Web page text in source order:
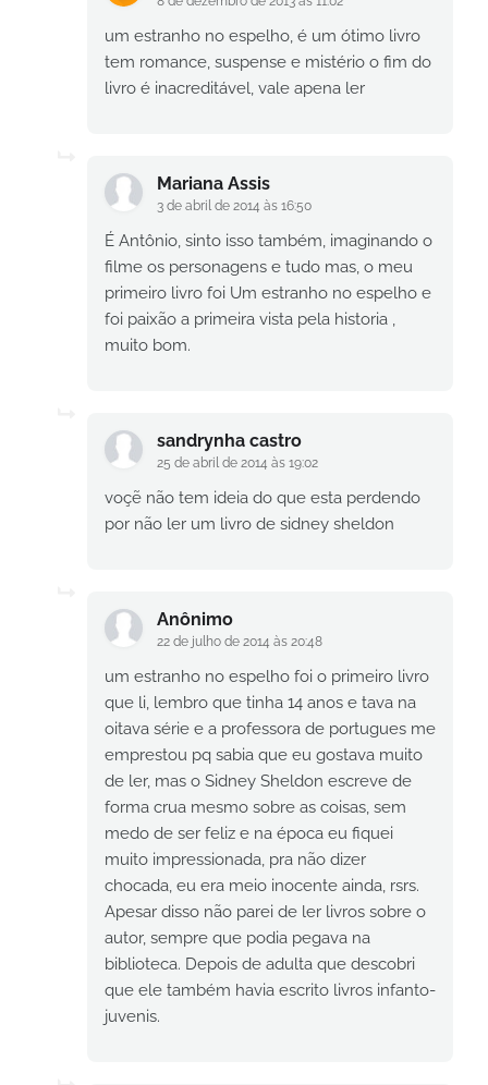
um estranho no espelho, é um ótimo livro
tem romance, suspense e mistério o fim do
livro é inacreditável, vale apena ler
Mariana Assis
3 de abril de 2014 às 16:50
É Antônio, sinto isso também, imaginando o
filme os personagens e tudo mas, o meu
primeiro livro foi Um estranho no espelho e
foi paixão a primeira vista pela historia ,
muito bom.
sandrynha castro
25 de abril de 2014 às 19:02
voçẽ não tem ideia do que esta perdendo
por não ler um livro de sidney sheldon
Anônimo
22 de julho de 2014 às 20:48
um estranho no espelho foi o primeiro livro
que li, lembro que tinha 14 anos e tava na
oitava série e a professora de portugues me
emprestou pq sabia que eu gostava muito
de ler, mas o Sidney Sheldon escreve de
forma crua mesmo sobre as coisas, sem
medo de ser feliz e na época eu fiquei
muito impressionada, pra não dizer
chocada, eu era meio inocente ainda, rsrs.
Apesar disso não parei de ler livros sobre o
autor, sempre que podia pegava na
biblioteca. Depois de adulta que descobri
que ele também havia escrito livros infanto-
juvenis.